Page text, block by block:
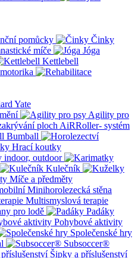
pomůcky
Činky
míče
Jóga
Kettlebell
Yate
Agility pro
AiRRoller- systém
Bumball
Hrací koutky
indoor, outdoor
Kulečník
Míče a předměty
Minihorolezecká stěna
Multismyslová terapie
pro lodě
Padáky
Pohybové aktivity
Společenské hry
Subsoccer®
Šipky a příslušenství